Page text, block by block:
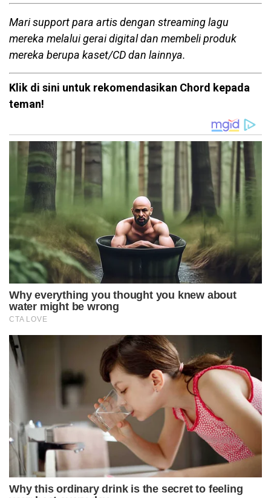
Mari support para artis dengan streaming lagu
mereka melalui gerai digital dan membeli produk
mereka berupa kaset/CD dan lainnya.
Klik di sini untuk rekomendasikan Chord kepada
teman!